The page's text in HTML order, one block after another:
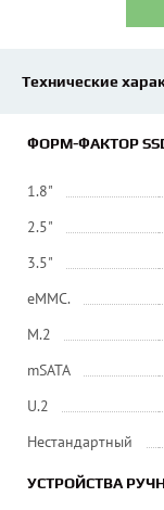
Технические
ФОРМ-ФАКТОР
1.8"
2.5"
3.5"
eMMC.
M.2
mSATA
U.2
Нестандартный
УСТРОЙСТВА